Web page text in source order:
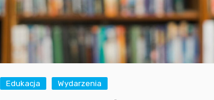
Edukacja Wydarzenia